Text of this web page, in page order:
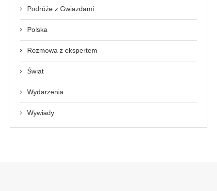
Podróże z Gwiazdami
Polska
Rozmowa z ekspertem
Świat
Wydarzenia
Wywiady